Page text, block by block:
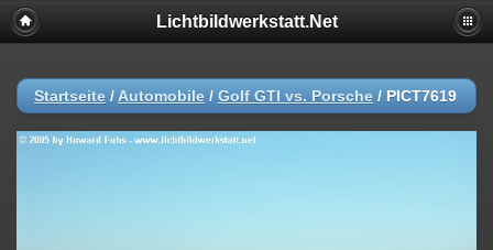
Lichtbildwerkstatt.Net
Startseite / Automobile / Golf GTI vs. Porsche / PICT7619